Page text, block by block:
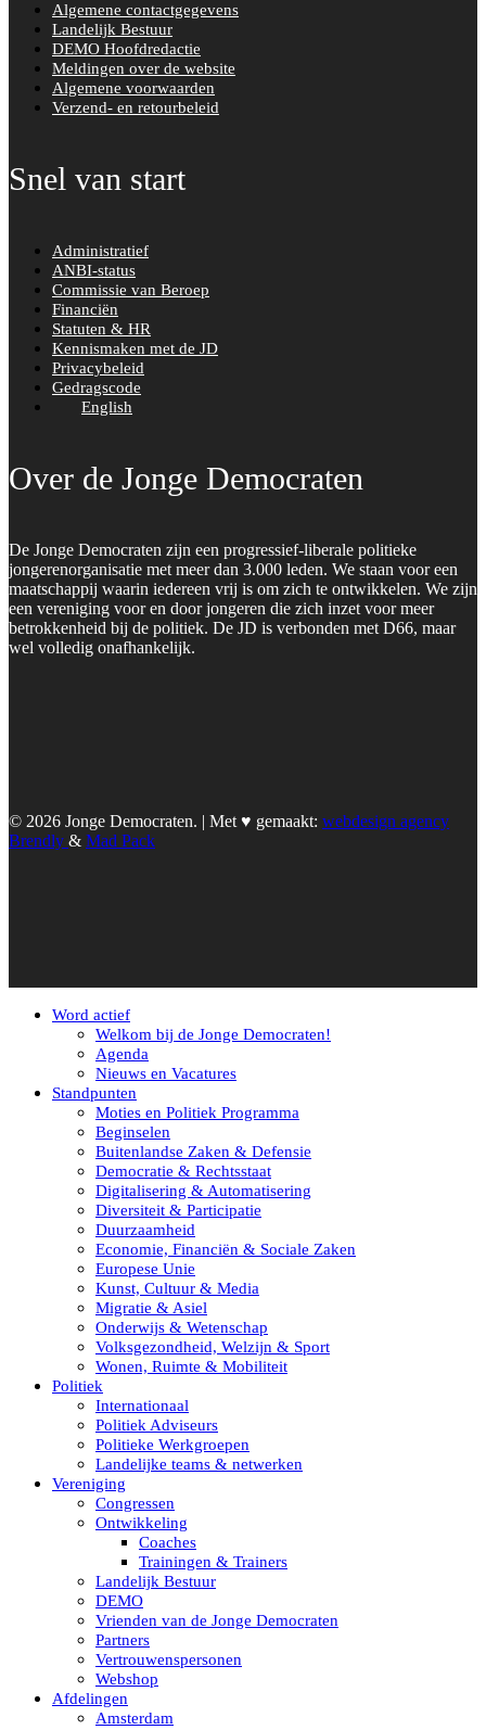
Algemene contactgegevens
Landelijk Bestuur
DEMO Hoofdredactie
Meldingen over de website
Algemene voorwaarden
Verzend- en retourbeleid
Snel van start
Administratief
ANBI-status
Commissie van Beroep
Financiën
Statuten & HR
Kennismaken met de JD
Privacybeleid
Gedragscode
English
Over de Jonge Democraten
De Jonge Democraten zijn een progressief-liberale politieke
jongerenorganisatie met meer dan 3.000 leden. We staan voor een
maatschappij waarin iedereen vrij is om zich te ontwikkelen. We zijn
een vereniging voor en door jongeren die zich inzet voor meer
betrokkenheid bij de politiek. De JD is verbonden met D66, maar
wel volledig onafhankelijk.
© 2026 Jonge Democraten. | Met ♥︎ gemaakt: webdesign agency
Brendly & Mad Pack
Word actief
Welkom bij de Jonge Democraten!
Agenda
Nieuws en Vacatures
Standpunten
Moties en Politiek Programma
Beginselen
Buitenlandse Zaken & Defensie
Democratie & Rechtsstaat
Digitalisering & Automatisering
Diversiteit & Participatie
Duurzaamheid
Economie, Financiën & Sociale Zaken
Europese Unie
Kunst, Cultuur & Media
Migratie & Asiel
Onderwijs & Wetenschap
Volksgezondheid, Welzijn & Sport
Wonen, Ruimte & Mobiliteit
Politiek
Internationaal
Politiek Adviseurs
Politieke Werkgroepen
Landelijke teams & netwerken
Vereniging
Congressen
Ontwikkeling
Coaches
Trainingen & Trainers
Landelijk Bestuur
DEMO
Vrienden van de Jonge Democraten
Partners
Vertrouwenspersonen
Webshop
Afdelingen
Amsterdam